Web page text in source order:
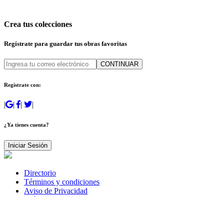
Crea tus colecciones
Regístrate para guardar tus obras favoritas
CONTINUAR
Regístrate con:
| | | |
¿Ya tienes cuenta?
Iniciar Sesión
Directorio
Términos y condiciones
Aviso de Privacidad